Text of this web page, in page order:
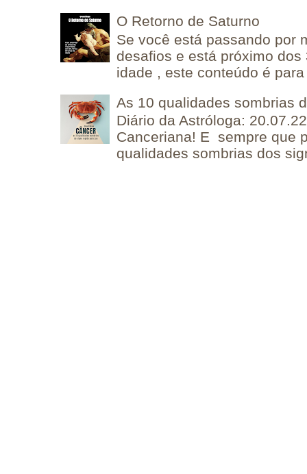
O Retorno de Saturno
Se você está passando por
desafios e está próximo
idade , este conteúdo é
As 10 qualidades sombrias
Diário da Astróloga:
Canceriana! E sempre que
qualidades sombrias dos